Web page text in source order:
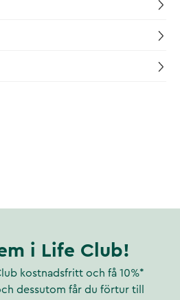
i Life Club!
kostnadsfritt och få 10%*
dessutom får du förtur till